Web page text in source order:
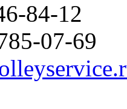
84-12
07-69